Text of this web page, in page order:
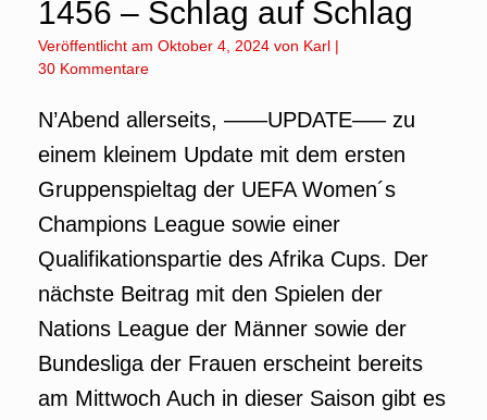
1456 – Schlag auf Schlag
Veröffentlicht am Oktober 4, 2024 von Karl |
30 Kommentare
N’Abend allerseits, ——UPDATE—– zu
einem kleinem Update mit dem ersten
Gruppenspieltag der UEFA Women´s
Champions League sowie einer
Qualifikationspartie des Afrika Cups. Der
nächste Beitrag mit den Spielen der
Nations League der Männer sowie der
Bundesliga der Frauen erscheint bereits
am Mittwoch Auch in dieser Saison gibt es